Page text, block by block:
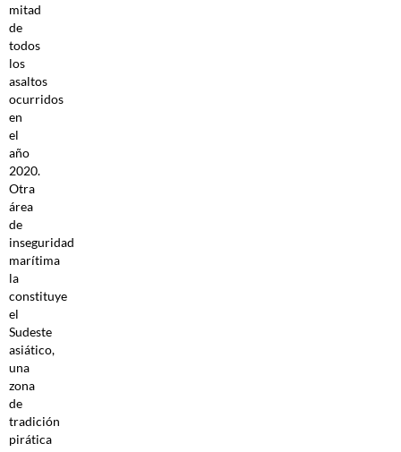
mitad
de
todos
los
asaltos
ocurridos
en
el
año
2020.
Otra
área
de
inseguridad
marítima
la
constituye
el
Sudeste
asiático,
una
zona
de
tradición
pirática